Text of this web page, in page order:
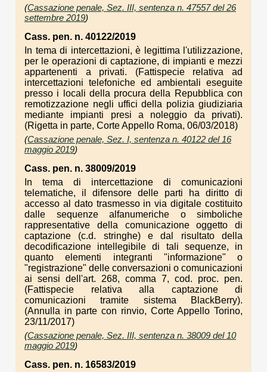
(Cassazione penale, Sez. III, sentenza n. 47557 del 26
settembre 2019)
Cass. pen. n. 40122/2019
In tema di intercettazioni, è legittima l'utilizzazione,
per le operazioni di captazione, di impianti e mezzi
appartenenti a privati. (Fattispecie relativa ad
intercettazioni telefoniche ed ambientali eseguite
presso i locali della procura della Repubblica con
remotizzazione negli uffici della polizia giudiziaria
mediante impianti presi a noleggio da privati).
(Rigetta in parte, Corte Appello Roma, 06/03/2018)
(Cassazione penale, Sez. I, sentenza n. 40122 del 16
maggio 2019)
Cass. pen. n. 38009/2019
In tema di intercettazione di comunicazioni
telematiche, il difensore delle parti ha diritto di
accesso al dato trasmesso in via digitale costituito
dalle sequenze alfanumeriche o simboliche
rappresentative della comunicazione oggetto di
captazione (c.d. stringhe) e dal risultato della
decodificazione intellegibile di tali sequenze, in
quanto elementi integranti "informazione" o
"registrazione" delle conversazioni o comunicazioni
ai sensi dell'art. 268, comma 7, cod. proc. pen.
(Fattispecie relativa alla captazione di
comunicazioni tramite sistema BlackBerry).
(Annulla in parte con rinvio, Corte Appello Torino,
23/11/2017)
(Cassazione penale, Sez. III, sentenza n. 38009 del 10
maggio 2019)
Cass. pen. n. 16583/2019